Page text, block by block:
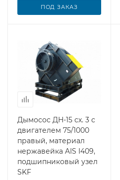
ПОД ЗАКАЗ
Дымосос ДН-15 сх. 3 с
двигателем 75/1000
правый, материал
нержавейка AIS I409,
подшипниковый узел
SKF